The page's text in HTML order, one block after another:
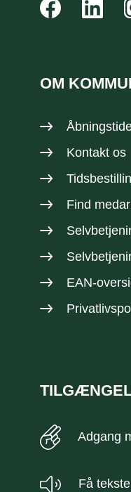
OM
Kontakt os
Find
EAN-
Adgang
Få